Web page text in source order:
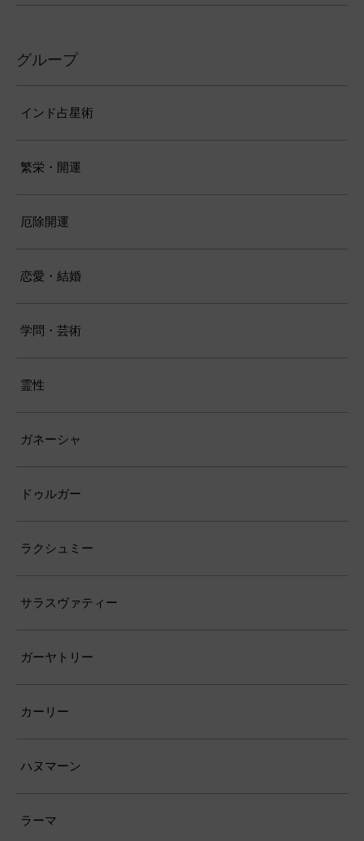
グループ
インド占星術
繁栄・開運
厄除開運
恋愛・結婚
学問・芸術
霊性
ガネーシャ
ドゥルガー
ラクシュミー
サラスヴァティー
ガーヤトリー
カーリー
ハヌマーン
ラーマ